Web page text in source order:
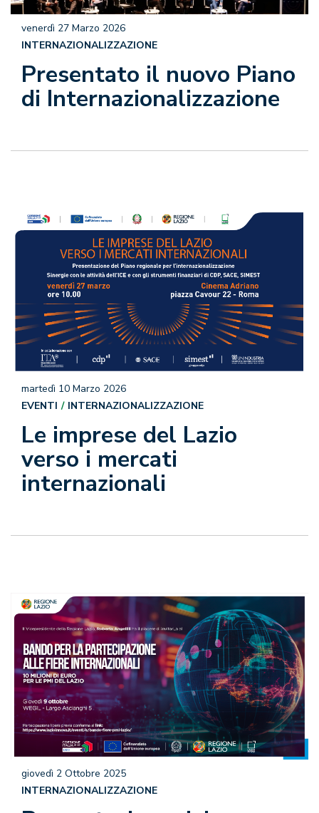
Presentato il nuovo Piano
di Internazionalizzazione
venerdì 27 Marzo 2026
INTERNAZIONALIZZAZIONE
Le imprese del Lazio
verso i mercati
internazionali
martedì 10 Marzo 2026
EVENTI
INTERNAZIONALIZZAZIONE
giovedì 2 Ottobre 2025
INTERNAZIONALIZZAZIONE